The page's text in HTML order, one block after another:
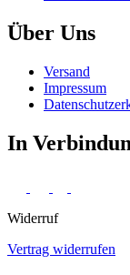
Über Uns
Versand
Impressum
In
Widerruf
Vertrag widerrufen